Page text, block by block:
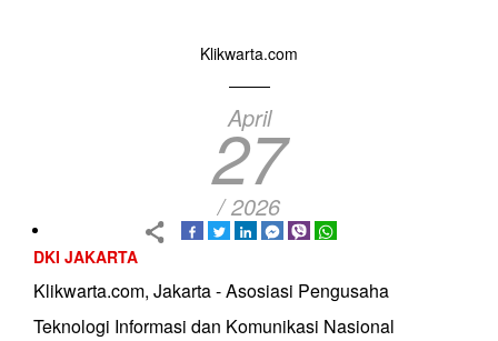
Klikwarta.com
April
27
/ 2026
DKI JAKARTA
Klikwarta.com, Jakarta - Asosiasi Pengusaha
Teknologi Informasi dan Komunikasi Nasional